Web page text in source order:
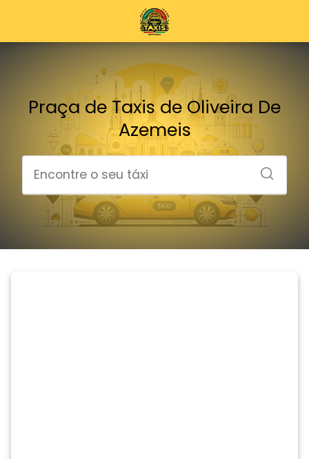
Praça de Taxis de Oliveira De
Azemeis